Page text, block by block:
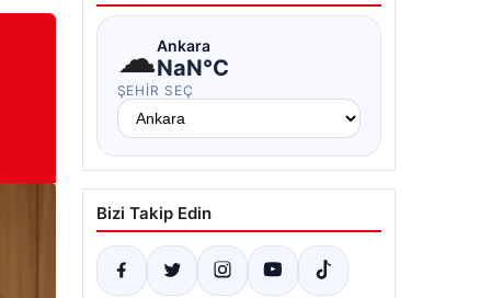
☁Ankara
NaN°C
ŞEHIR SEÇ
Bizi Takip Edin